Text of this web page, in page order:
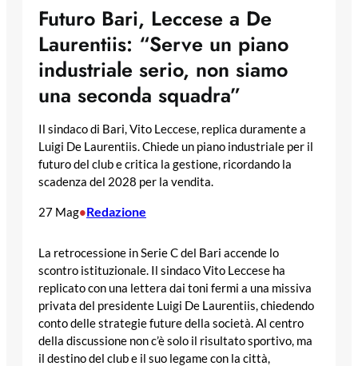
Futuro Bari, Leccese a De
Laurentiis: “Serve un piano
industriale serio, non siamo
una seconda squadra”
Il sindaco di Bari, Vito Leccese, replica duramente a
Luigi De Laurentiis. Chiede un piano industriale per il
futuro del club e critica la gestione, ricordando la
scadenza del 2028 per la vendita.
27 Mag•Redazione
La retrocessione in Serie C del Bari accende lo
scontro istituzionale. Il sindaco Vito Leccese ha
replicato con una lettera dai toni fermi a una missiva
privata del presidente Luigi De Laurentiis, chiedendo
conto delle strategie future della società. Al centro
della discussione non c’è solo il risultato sportivo, ma
il destino del club e il suo legame con la città,